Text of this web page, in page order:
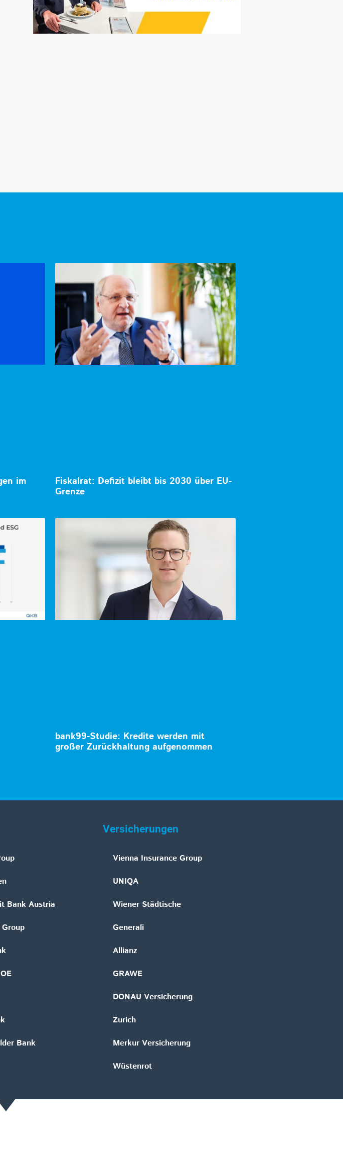
im
Fiskalrat: Defizit bleibt bis 2030 über EU-
Grenze
bank99-Studie: Kredite werden mit
großer Zurückhaltung aufgenommen
Bank Austria
Group
Bank
Versicherungen
Vienna Insurance Group
UNIQA
Wiener Städtische
Generali
Allianz
GRAWE
DONAU Versicherung
Zurich
Merkur Versicherung
Wüstenrot